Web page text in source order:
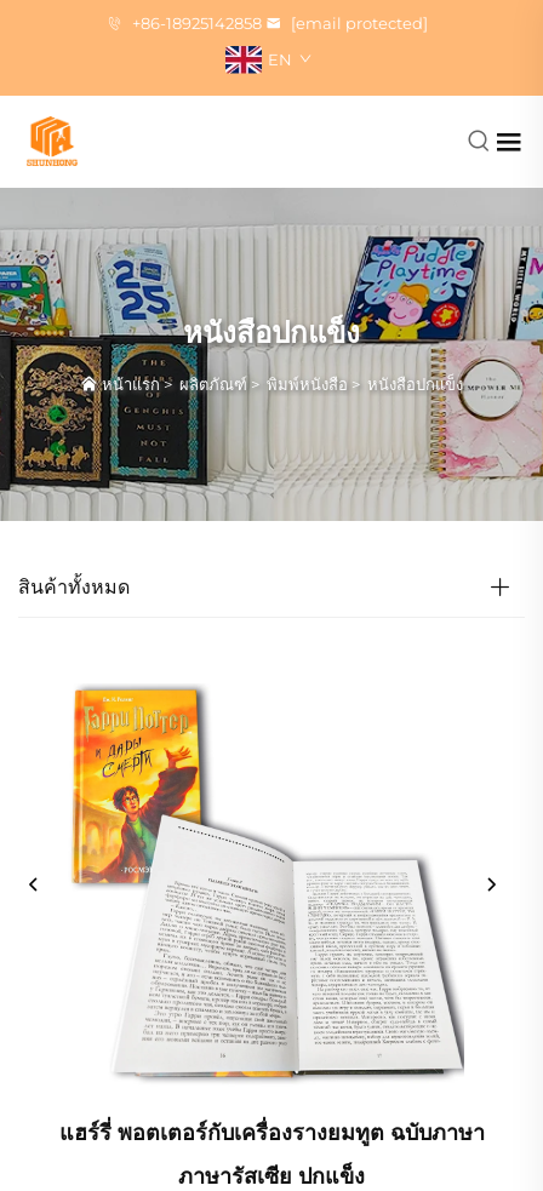
+86-18925142858
[email protected]
EN
หนังสือปกแข็ง
หน้าแรก> ผลิตภัณฑ์ > พิมพ์หนังสือ > หนังสือปกแข็ง
สินค้าทั้งหมด
แฮร์รี่ พอตเตอร์กับเครื่องรางยมทูต ฉบับภาษา
ภาษารัสเซีย ปกแข็ง